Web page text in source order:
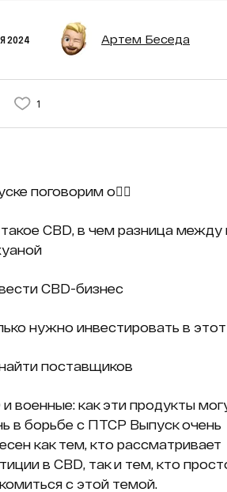
2024 Артем Беседа
1
поговорим о👇🏻
такое CBD, в чем разница между
вести CBD-бизнес
нужно инвестировать в
найти поставщиков
и военные: как эти продукты
в борьбе с ПТСР Выпуск очень
как тем, кто рассматривает
в CBD, так и тем, кто
с этой темой.